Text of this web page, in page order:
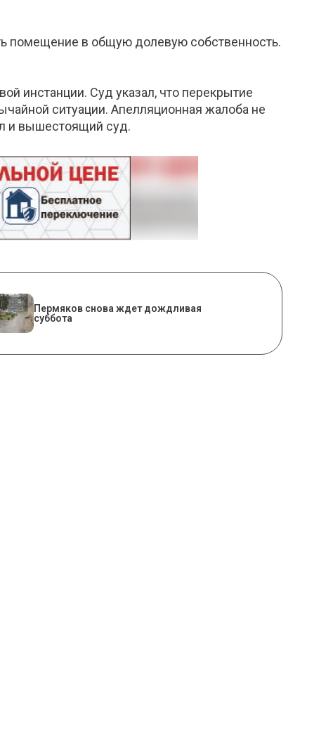
помещение в общую долевую собственность.
инстанции. Суд указал, что перекрытие
ситуации. Апелляционная жалоба не
и вышестоящий суд.
Пермяков снова ждет дождливая
суббота